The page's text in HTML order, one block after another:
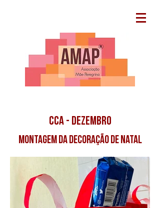
cca - dezembro
montagem da decoração de natal